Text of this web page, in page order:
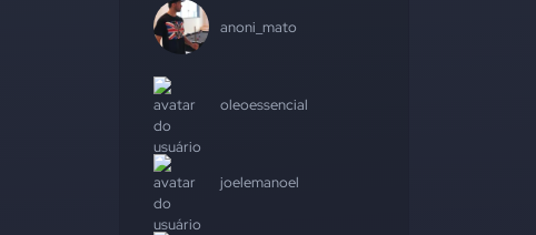
anoni_mato
oleoessencial
joelemanoel